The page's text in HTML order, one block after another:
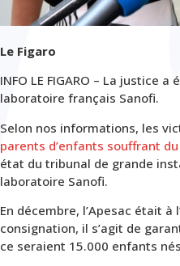
Le Figaro
INFO LE FIGARO – La justice
laboratoire français Sanofi.
Selon nos informations, les
parents d’enfants souffrant
état du tribunal de grande
laboratoire Sanofi.
En décembre, l’Apesac était
consignation, il s’agit de
ce seraient 15.000 enfants